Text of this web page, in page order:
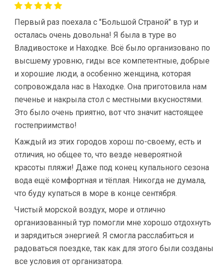
Первый раз поехала с "Большой Страной" в тур и
осталась очень довольна! Я была в туре во
Владивостоке и Находке. Всё было организовано по
высшему уровню, гиды все компетентные, добрые
и хорошие люди, а особенно женщина, которая
сопровождала нас в Находке. Она приготовила нам
печенье и накрыла стол с местными вкусностями.
Это было очень приятно, вот что значит настоящее
гостеприимство!
Каждый из этих городов хорош по-своему, есть и
отличия, но общее то, что везде невероятной
красоты пляжи! Даже под конец купального сезона
вода ещё комфортная и тёплая. Никогда не думала,
что буду купаться в море в конце сентября.
Чистый морской воздух, море и отлично
организованный тур помогли мне хорошо отдохнуть
и зарядиться энергией. Я смогла расслабиться и
радоваться поездке, так как для этого были созданы
все условия от организатора.